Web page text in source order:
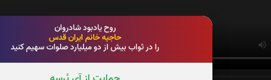
روح یادبود شادروان
حاجیه خانم ایران قدس
را در ثواب بیش از دو میلیارد صلوات سهیم کنید